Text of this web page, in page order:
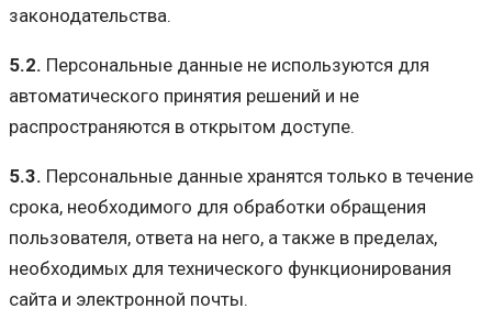
законодательства.
5.2. Персональные данные не используются для
автоматического принятия решений и не
распространяются в открытом доступе.
5.3. Персональные данные хранятся только в течение
срока, необходимого для обработки обращения
пользователя, ответа на него, а также в пределах,
необходимых для технического функционирования
сайта и электронной почты.